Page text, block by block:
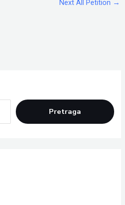
Next All Petition →
Pretraga